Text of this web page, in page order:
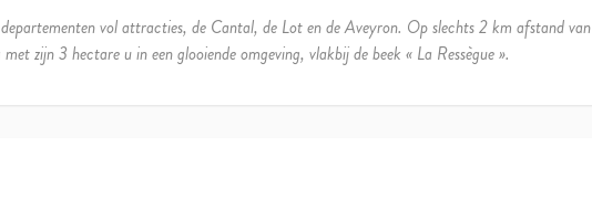
vol attracties, de Cantal, de Lot en de Aveyron. Op slechts 2 km afstand van
zijn 3 hectare u in een glooiende omgeving, vlakbij de beek « La Ressègue ».